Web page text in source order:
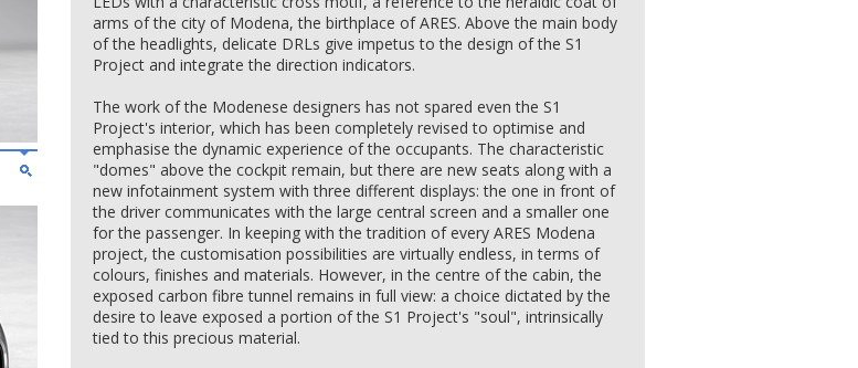
arms of the city of Modena, the birthplace of ARES. Above the main body
of the headlights, delicate DRLs give impetus to the design of the S1
Project and integrate the direction indicators.
The work of the Modenese designers has not spared even the S1
Project's interior, which has been completely revised to optimise and
emphasise the dynamic experience of the occupants. The characteristic
"domes" above the cockpit remain, but there are new seats along with a
new infotainment system with three different displays: the one in front of
the driver communicates with the large central screen and a smaller one
for the passenger. In keeping with the tradition of every ARES Modena
project, the customisation possibilities are virtually endless, in terms of
colours, finishes and materials. However, in the centre of the cabin, the
exposed carbon fibre tunnel remains in full view: a choice dictated by the
desire to leave exposed a portion of the S1 Project's "soul", intrinsically
tied to this precious material.